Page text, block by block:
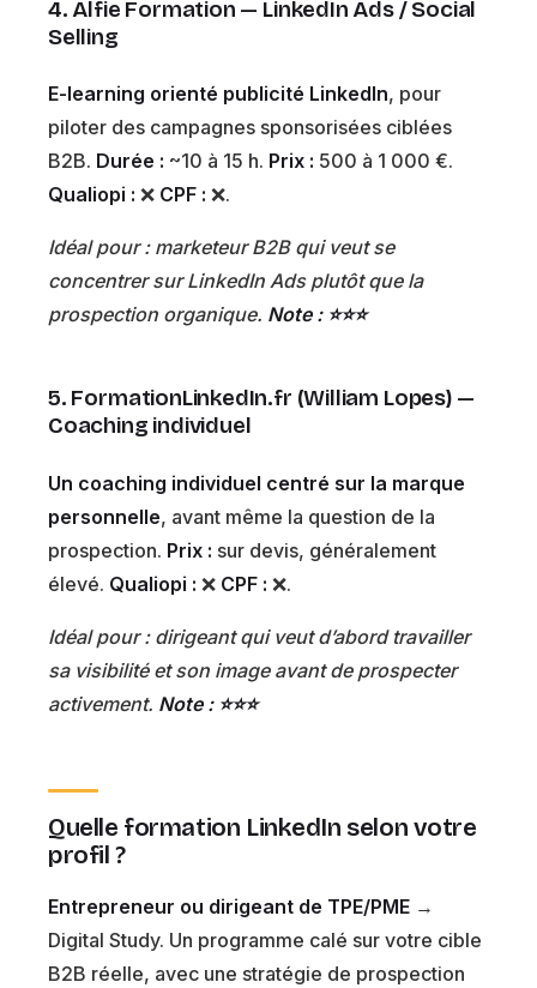
4. Alfie Formation — LinkedIn Ads / Social
Selling
E-learning orienté publicité LinkedIn, pour
piloter des campagnes sponsorisées ciblées
B2B. Durée : ~10 à 15 h. Prix : 500 à 1 000 €.
Qualiopi : ❌ CPF : ❌.
Idéal pour : marketeur B2B qui veut se
concentrer sur LinkedIn Ads plutôt que la
prospection organique. Note : ⭐⭐⭐
5. FormationLinkedIn.fr (William Lopes) —
Coaching individuel
Un coaching individuel centré sur la marque
personnelle, avant même la question de la
prospection. Prix : sur devis, généralement
élevé. Qualiopi : ❌ CPF : ❌.
Idéal pour : dirigeant qui veut d’abord travailler
sa visibilité et son image avant de prospecter
activement. Note : ⭐⭐⭐
Quelle formation LinkedIn selon votre
profil ?
Entrepreneur ou dirigeant de TPE/PME →
Digital Study. Un programme calé sur votre cible
B2B réelle, avec une stratégie de prospection